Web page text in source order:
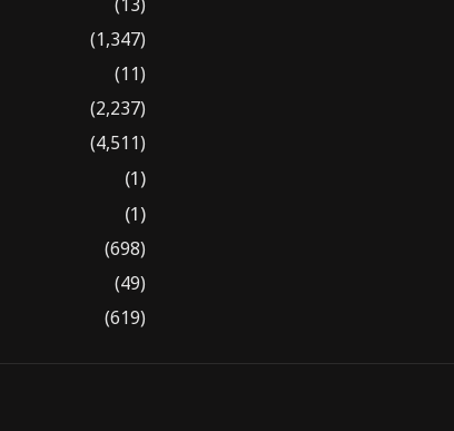
(1,347)
(11)
(2,237)
(4,511)
(1)
(1)
(698)
(49)
(619)